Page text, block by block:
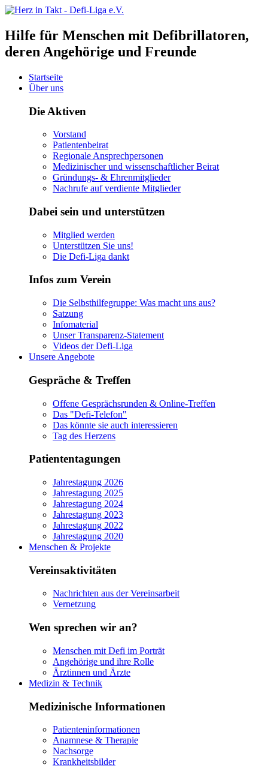
Hilfe für Menschen mit Defibrillatoren,
deren Angehörige und Freunde
Startseite
Über uns
Die Aktiven
Vorstand
Patientenbeirat
Regionale Ansprechpersonen
Medizinischer und wissenschaftlicher Beirat
Gründungs- & Ehrenmitglieder
Nachrufe auf verdiente Mitglieder
Dabei sein und unterstützen
Mitglied werden
Unterstützen Sie uns!
Die Defi-Liga dankt
Infos zum Verein
Die Selbsthilfegruppe: Was macht uns aus?
Satzung
Infomaterial
Unser Transparenz-Statement
Videos der Defi-Liga
Unsere Angebote
Gespräche & Treffen
Offene Gesprächsrunden & Online-Treffen
Das "Defi-Telefon"
Das könnte sie auch interessieren
Tag des Herzens
Patiententagungen
Jahrestagung 2026
Jahrestagung 2025
Jahrestagung 2024
Jahrestagung 2023
Jahrestagung 2022
Jahrestagung 2020
Menschen & Projekte
Vereinsaktivitäten
Nachrichten aus der Vereinsarbeit
Vernetzung
Wen sprechen wir an?
Menschen mit Defi im Porträt
Angehörige und ihre Rolle
Ärztinnen und Ärzte
Medizin & Technik
Medizinische Informationen
Patienteninformationen
Anamnese & Therapie
Nachsorge
Krankheitsbilder